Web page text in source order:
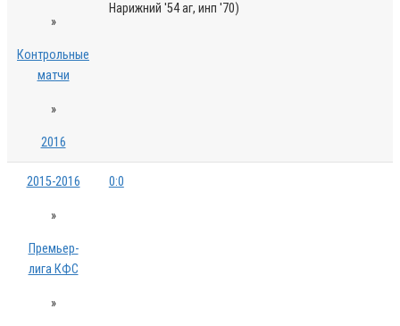
»
Контрольные
матчи
»
2016
Нарижний '54 аг, инп '70)
2015-2016
»
Премьер-
лига КФС
»
0:0